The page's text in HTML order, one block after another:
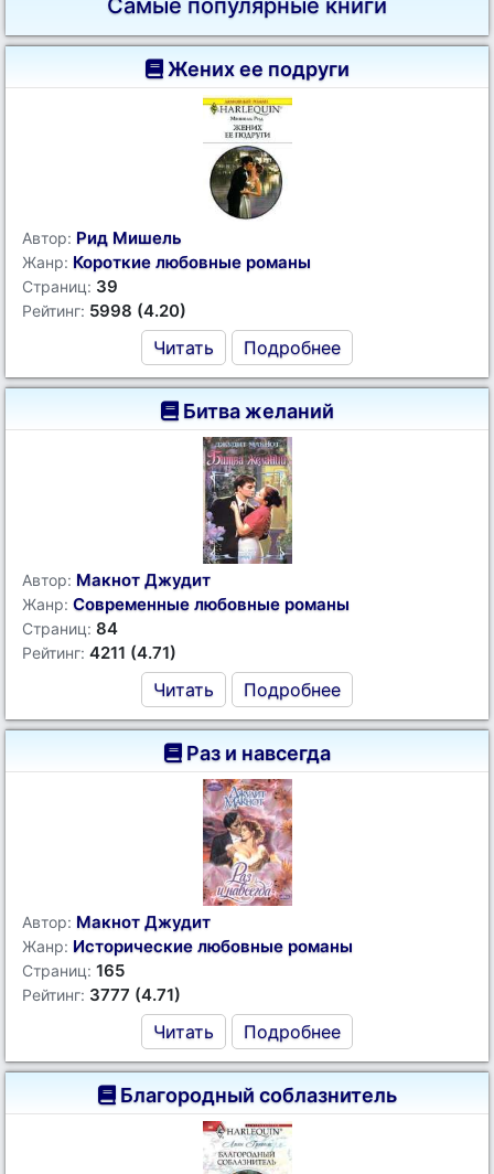
Самые популярные книги
Жених ее подруги
Автор: Рид Мишель
Жанр: Короткие любовные романы
Страниц: 39
Рейтинг: 5998 (4.20)
Читать Подробнее
Битва желаний
Автор: Макнот Джудит
Жанр: Современные любовные романы
Страниц: 84
Рейтинг: 4211 (4.71)
Читать Подробнее
Раз и навсегда
Автор: Макнот Джудит
Жанр: Исторические любовные романы
Страниц: 165
Рейтинг: 3777 (4.71)
Читать Подробнее
Благородный соблазнитель